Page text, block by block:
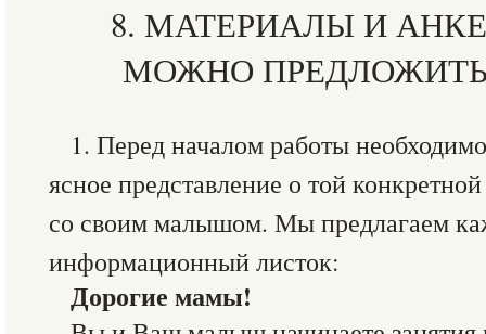
8. МАТЕРИАЛЫ И
МОЖНО
1. Перед началом работы
ясное представление о той
со своим малышом. Мы предлагаем
информационный листок:
Дорогие мамы!